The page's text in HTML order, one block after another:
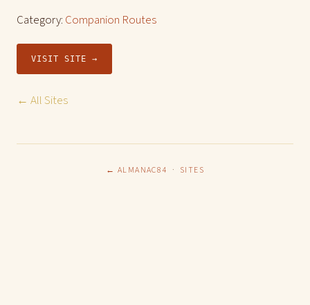
Category: Companion Routes
VISIT SITE →
← All Sites
← ALMANAC84 · SITES